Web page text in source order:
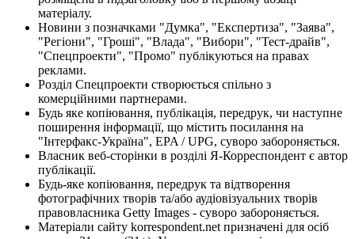
матеріалу.
Новини з позначками "Думка", "Експертиза", "Заява",
"Регіони", "Гроші", "Влада", "Вибори", "Тест-драйв",
"Спецпроекти", "Промо" публікуються на правах
реклами.
Розділ Спецпроекти створюється спільно з
комерційними партнерами.
Будь яке копіювання, публікація, передрук, чи наступне
поширення інформації, що містить посилання на
"Інтерфакс-Україна", EPA / UPG, суворо забороняється.
Власник веб-сторінки в розділі Я-Корреспондент є автор
публікації.
Будь-яке копіювання, передрук та відтворення
фотографічних творів та/або аудіовізуальних творів
правовласника Getty Images - суворо забороняється.
Матеріали сайту korrespondent.net призначені для осіб